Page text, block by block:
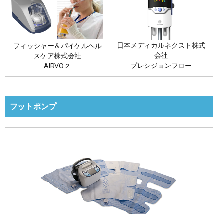
フィッシャー＆パイケルヘル
スケア株式会社
AIRVO２
日本メディカルネクスト株式
会社
プレシジョンフロー
フットポンプ